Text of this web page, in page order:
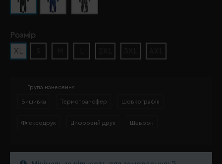
Розмір
XL
Група нанесення
Вишивка Термотрансфер Шовкографія
Флексодрук Цифровий друк Шеврон